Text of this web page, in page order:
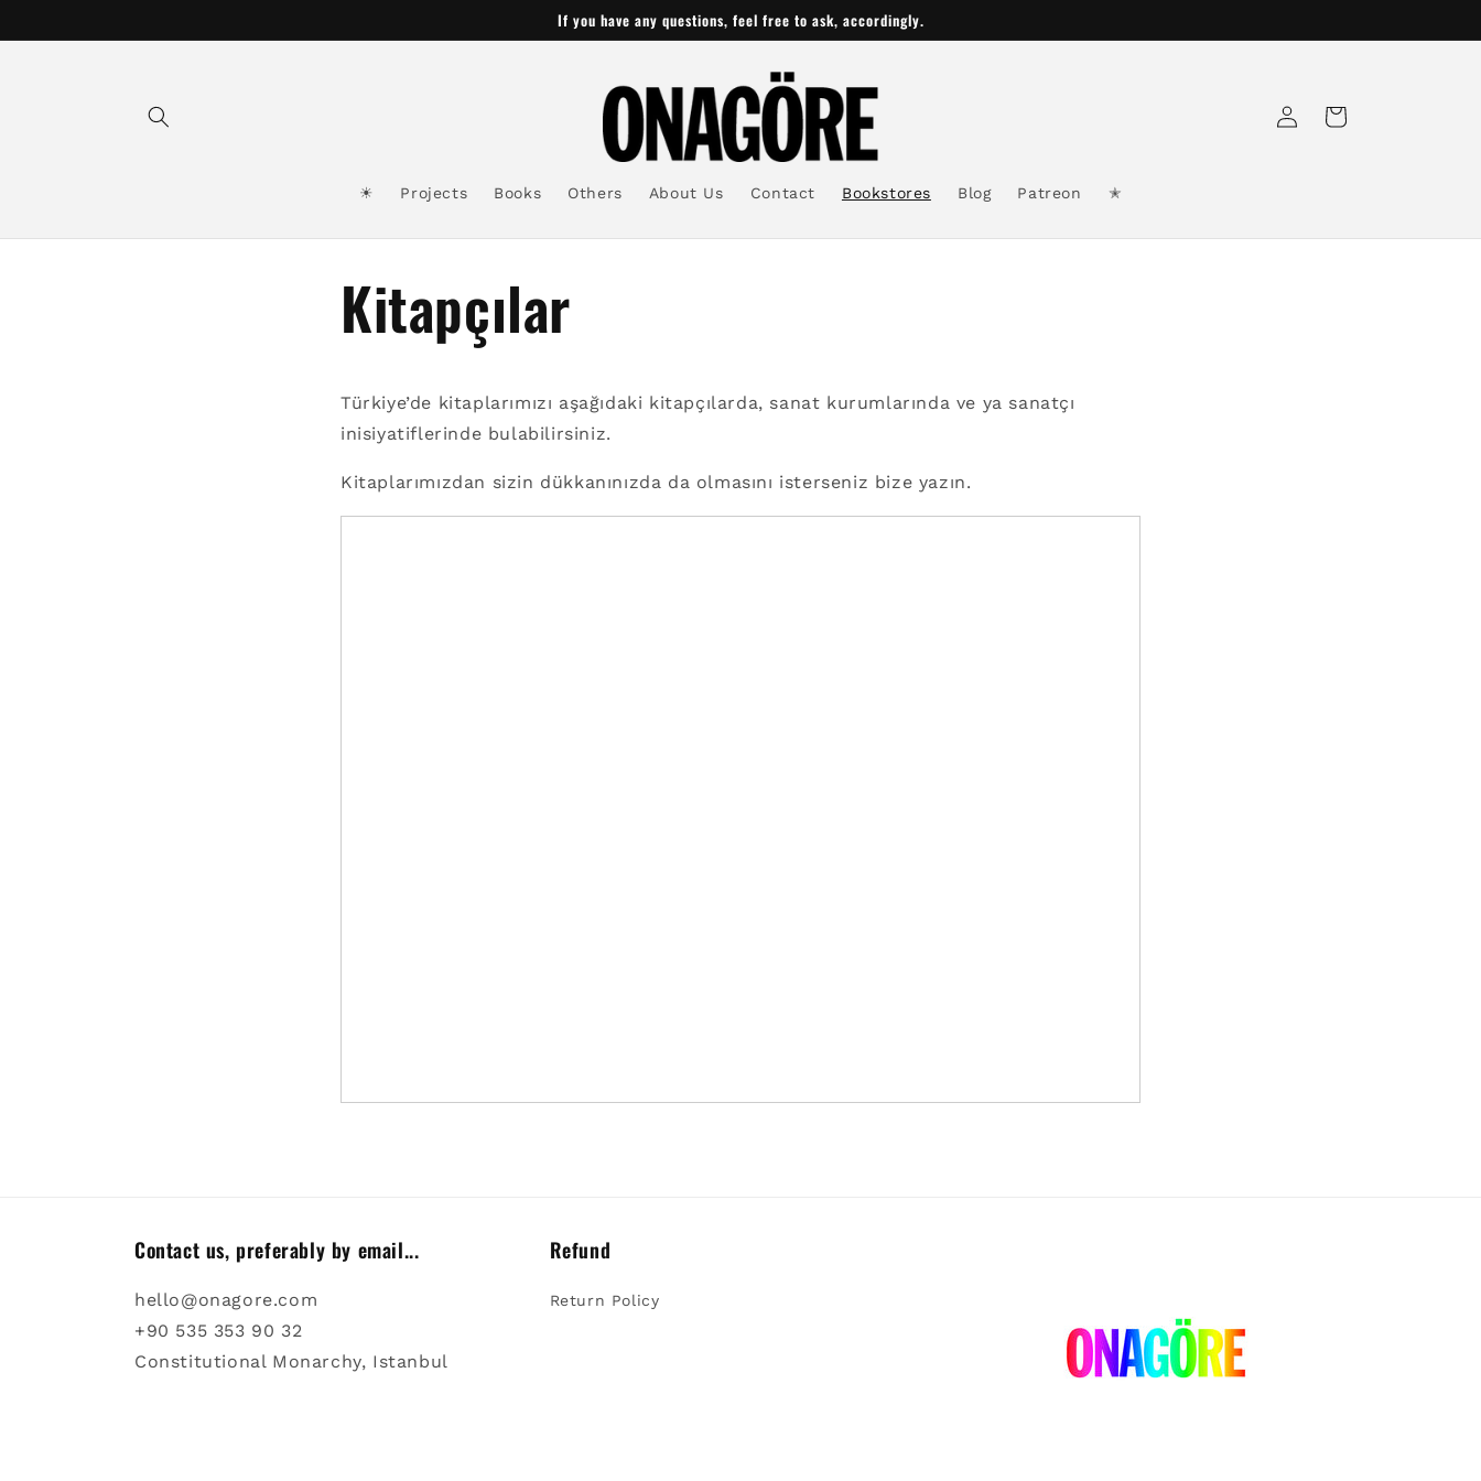
If you have any questions, feel free to ask, accordingly.
☀︎ Projects Books Others About Us Contact Bookstores Blog Patreon ✭
in
Cart
Kitapçılar
Türkiye’de kitaplarımızı aşağıdaki kitapçılarda, sanat kurumlarında ve ya sanatçı
inisiyatiflerinde bulabilirsiniz.
Kitaplarımızdan sizin dükkanınızda da olmasını isterseniz bize yazın.
Contact us, preferably by email...
hello@onagore.com
+90 535 353 90 32
Constitutional Monarchy, Istanbul
Refund
Return Policy